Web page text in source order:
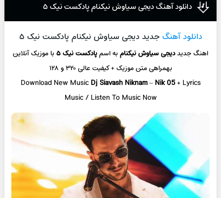
دانلود آهنگ دیجی سیاوش نیکنام پادکست نیک ۵
دانلود آهنگ جدید دیجی سیاوش نیکنام پادکست نیک ۵
اهنگ جدیددیجی سیاوش نیکنامبه اسمپادکست نیک ۵
با موزیک آنلاین
بهمراهی متن موزیک + کیفیت عالی ۳۲۰ و ۱۲۸
Download New Music Dj Siavash Niknam–Nik 05+ Lyrics
Music / Listen To Music Now